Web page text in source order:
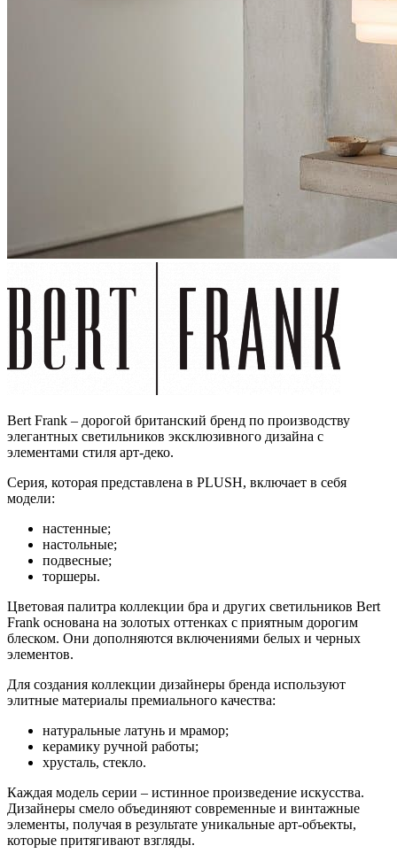
Bert Frank – дорогой британский бренд по производству
элегантных светильников эксклюзивного дизайна с
элементами стиля арт-деко.
Серия, которая представлена в PLUSH, включает в себя
модели:
настенные;
настольные;
подвесные;
торшеры.
Цветовая палитра коллекции бра и других светильников Bert
Frank основана на золотых оттенках с приятным дорогим
блеском. Они дополняются включениями белых и черных
элементов.
Для создания коллекции дизайнеры бренда используют
элитные материалы премиального качества:
натуральные латунь и мрамор;
керамику ручной работы;
хрусталь, стекло.
Каждая модель серии – истинное произведение искусства.
Дизайнеры смело объединяют современные и винтажные
элементы, получая в результате уникальные арт-объекты,
которые притягивают взгляды.